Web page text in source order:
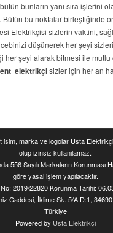
bunların yanı sıra işlerini
Bütün bu noktalar birleştiğinde
Elektrikçisi sizlerin vaktini,
düşünerek her şeyi
her şeyi alarak bitmesi ile mutlu
elektrikçisizler için her an
isim, marka ve logolar Usta
olup izinsiz kullanılamaz.
556 Sayılı Markaların Korunması
göre yasal işlem yapılacaktır.
2019/22820 Korunma Tarihi:
Caddesi, İklime Sk. 5/A D:1,
Türkiye
Powered by Usta Elektrikçi